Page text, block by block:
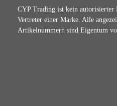
CYP Trading ist kein
Vertreter einer Marke. Alle
Artikelnummern sind Eigentum